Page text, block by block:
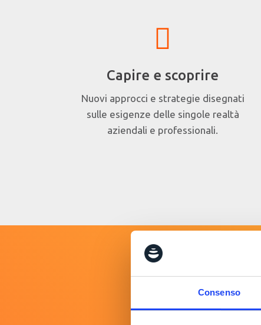
Consenso
Capire e scoprire
Nuovi approcci e strategie disegnati
sulle esigenze delle singole realtà
aziendali e professionali.
Come